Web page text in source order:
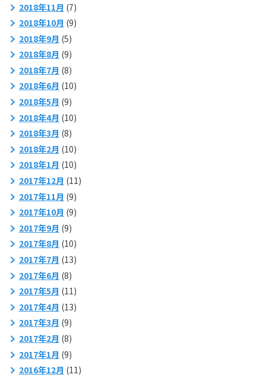
2018年11月 (7)
2018年10月 (9)
2018年9月 (5)
2018年8月 (9)
2018年7月 (8)
2018年6月 (10)
2018年5月 (9)
2018年4月 (10)
2018年3月 (8)
2018年2月 (10)
2018年1月 (10)
2017年12月 (11)
2017年11月 (9)
2017年10月 (9)
2017年9月 (9)
2017年8月 (10)
2017年7月 (13)
2017年6月 (8)
2017年5月 (11)
2017年4月 (13)
2017年3月 (9)
2017年2月 (8)
2017年1月 (9)
2016年12月 (11)